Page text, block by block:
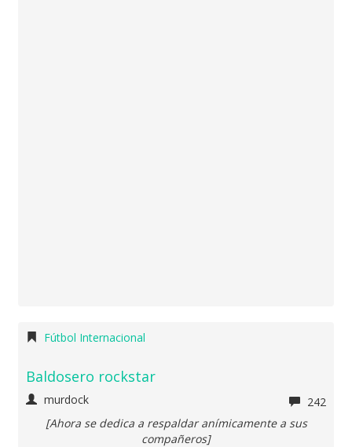
Fútbol Internacional
Baldosero rockstar
murdock
242
[Ahora se dedica a respaldar anímicamente a sus
compañeros]